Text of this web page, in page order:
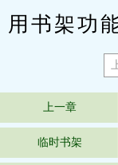
用书架功
上一章
临时书架